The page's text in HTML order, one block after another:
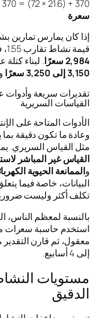
370 + (21.6 × 72) = 370 + 1555.2 =
سعرة
إذا كان يمارس تمارين
قيمة نشاط تقارب 1.55، فسيكون TDEE نحو
2,984 سعرًا
. لبناء كتلة
3,150 إلى 3,250 سعرًا
تقديرات سريعة وأدوات
القياسات السريرية
الأدوات المتاحة على
وعادة ما تكون دقيقة
مثل القياس السريري.
القياس غير المباشر
والممانعة الحيوية
البيانات، خاصة فيما
تكلف أكثر وليست
بالنسبة لمعظم الناس،
استخدم حاسبة سعرات
إلى 4 أسابيع.
مستويات
الدقيق